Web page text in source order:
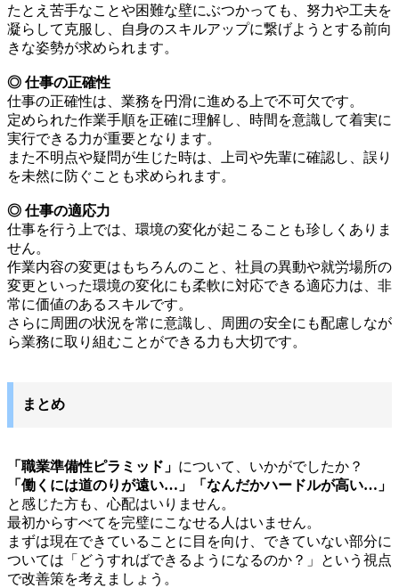
たとえ苦手なことや困難な壁にぶつかっても、努力や工夫を
凝らして克服し、自身のスキルアップに繋げようとする前向
きな姿勢が求められます。
◎ 仕事の正確性
仕事の正確性は、業務を円滑に進める上で不可欠です。
定められた作業手順を正確に理解し、時間を意識して着実に
実行できる力が重要となります。
また不明点や疑問が生じた時は、上司や先輩に確認し、誤り
を未然に防ぐことも求められます。
◎ 仕事の適応力
仕事を行う上では、環境の変化が起こることも珍しくありま
せん。
作業内容の変更はもちろんのこと、社員の異動や就労場所の
変更といった環境の変化にも柔軟に対応できる適応力は、非
常に価値のあるスキルです。
さらに周囲の状況を常に意識し、周囲の安全にも配慮しなが
ら業務に取り組むことができる力も大切です。
まとめ
「職業準備性ピラミッド」 について、いかがでしたか？
「働くには道のりが遠い…」「なんだかハードルが高い…」
と感じた方も、心配はいりません。
最初からすべてを完璧にこなせる人はいません。
まずは現在できていることに目を向け、できていない部分に
ついては「どうすればできるようになるのか？」という視点
で改善策を考えましょう。